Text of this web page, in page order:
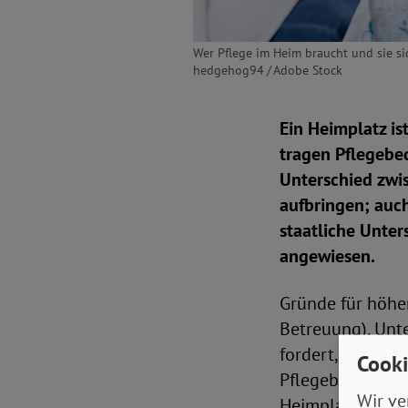
Wer Pflege im Heim braucht und sie
hedgehog94 / Adobe Stock
Ein Heimplatz
tragen
Unterschied
aufbringen;
staatliche
angewiesen.
Gründe für
Betreuung),
fordert, dass
Wir